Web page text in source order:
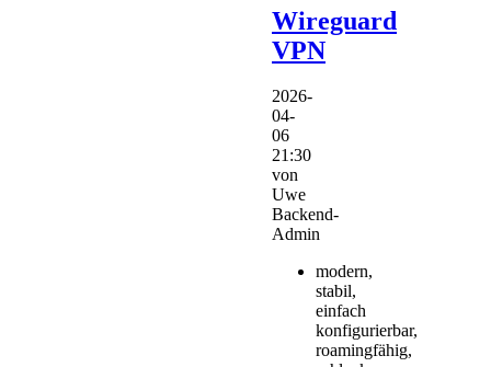
Wireguard
VPN
2026-
04-
06
21:30
von
Uwe
Backend-
Admin
modern,
stabil,
einfach
konfigurierbar,
roamingfähig,